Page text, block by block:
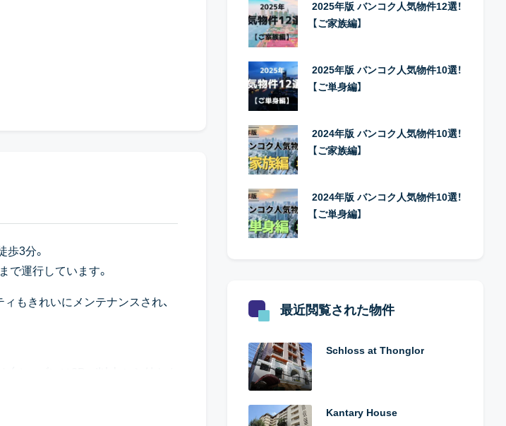
3分。
で運行しています。
もきれいにメンテナンスされ、
2025年版 バンコク人気物件12選！
【ご家族編】
2025年版 バンコク人気物件10選！
【ご単身編】
2024年版 バンコク人気物件10選！
【ご家族編】
2024年版 バンコク人気物件10選！
【ご単身編】
最近閲覧された物件
Schloss at Thonglor
Kantary House